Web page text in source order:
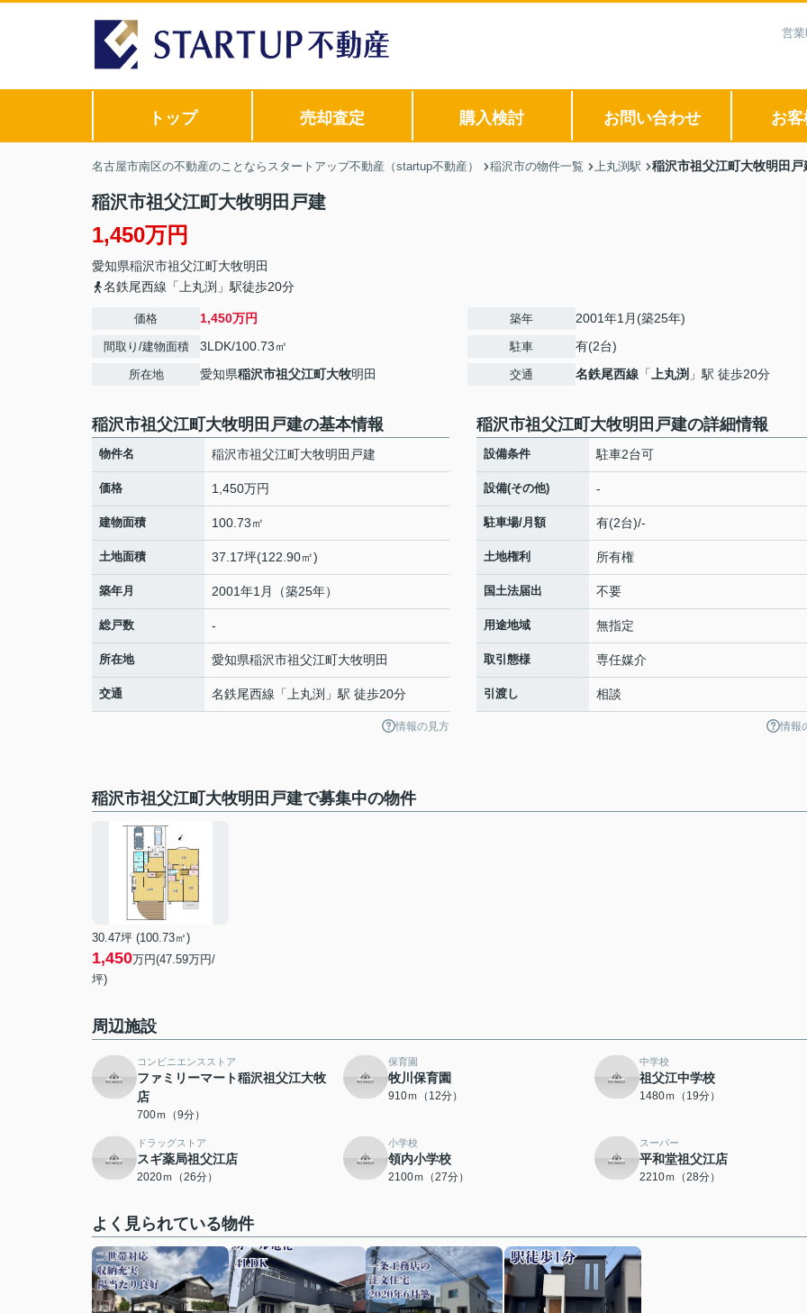
営
トップ 売却査定 購入検討 お問い合わせ お
名古屋市南区の不動産のことならスタートアップ不動産（startup不動産） 稲沢市の物件一覧 上丸渕駅 稲沢市祖父江町大牧明田戸
稲沢市祖父江町大牧明田戸建
1,450万円
愛知県稲沢市祖父江町大牧明田
名鉄尾西線「上丸渕」駅徒歩20分
価格 1,450万円
間取り/建物面積 3LDK/100.73㎡
所在地 愛知県稲沢市祖父江町大牧明田
築年 2001年1月(築25年)
駐車 有(2台)
交通 名鉄尾西線 「 上丸渕 」駅 徒歩20分
稲沢市祖父江町大牧明田戸建の基本情報
物件名 稲沢市祖父江町大牧明田戸建
価格 1,450万円
建物面積 100.73㎡
土地面積 37.17坪(122.90㎡)
築年月 2001年1月（築25年）
総戸数 -
所在地 愛知県稲沢市祖父江町大牧明田
交通 名鉄尾西線 「 上丸渕 」駅 徒歩20分
情報の見方
稲沢市祖父江町大牧明田戸建の詳細情報
設備条件 駐車2台可
設備(その他) -
駐車場/月額 有(2台)/-
土地権利 所有権
国土法届出 不要
用途地域 無指定
取引態様 専任媒介
引渡し 相談
情報
稲沢市祖父江町大牧明田戸建で募集中の物件
30.47坪 (100.73㎡)
1,450万円(47.59万円/
坪)
周辺施設
コンビニエンスストア
ファミリーマート稲沢祖父江大牧
店
700ｍ（9分）
保育園
牧川保育園
910ｍ（12分）
中学校
祖父江中学校
1480ｍ（19分）
ドラッグストア
スギ薬局祖父江店
2020ｍ（26分）
小学校
領内小学校
2100ｍ（27分）
スーパー
平和堂祖父江店
2210ｍ（28分）
よく見られている物件